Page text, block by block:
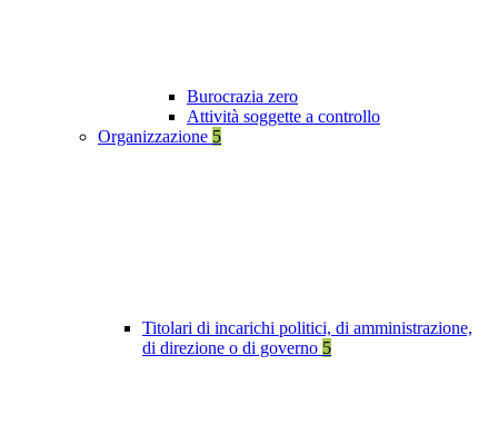
Burocrazia zero
Attività soggette a controllo
Organizzazione 5
Titolari di incarichi politici, di amministrazione,
di direzione o di governo 5